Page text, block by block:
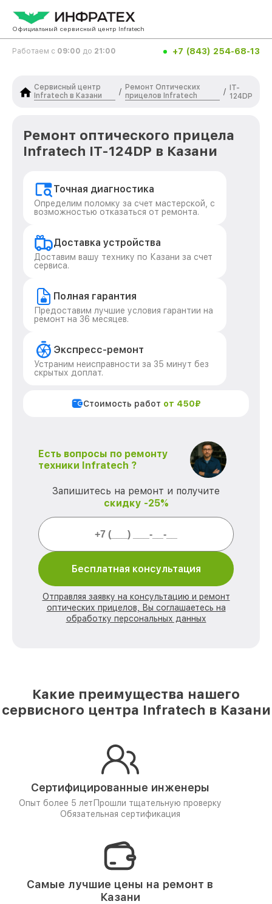
Официальный сервисный центр Infratech
Работаем с 09:00 до 21:00 +7 (843) 254-68-13
Сервисный центр
Infratech в Казани
/
Ремонт Оптических
прицелов Infratech
/ IT-
124DP
Ремонт оптического прицела
Infratech IT-124DP в Казани
Точная диагностика
Определим поломку за счет мастерской, с
возможностью отказаться от ремонта.
Доставка устройства
Доставим вашу технику по Казани за счет
сервиса.
Полная гарантия
Предоставим лучшие условия гарантии на
ремонт на 36 месяцев.
Экспресс-ремонт
Устраним неисправности за 35 минут без
скрытых доплат.
Стоимость работ от 450₽
Есть вопросы по ремонту
техники Infratech ?
Запишитесь на ремонт и получите
скидку -25%
Бесплатная консультация
Отправляя заявку на консультацию и ремонт
оптических прицелов, Вы соглашаетесь на
обработку персональных данных
Какие преимущества нашего
сервисного центра Infratech в Казани
Сертифицированные инженеры
Опыт более 5 лет Прошли тщательную проверку
Обязательная сертификация
Самые лучшие цены на ремонт в
Казани